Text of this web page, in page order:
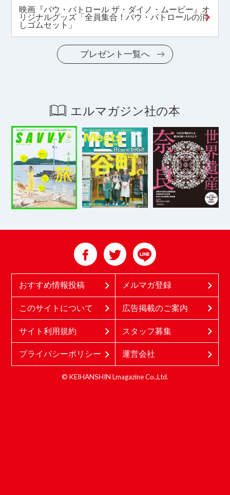
映画『パウ・パトロール ザ・ダイノ・ムービー』オ
リジナルグッズ「全員集合！パウ・パトロールの消
しゴムセット」
プレゼント一覧へ
エルマガジン社の本
おすすめ情報投稿 メルマガ登録
このサイトについて 広告掲載のご案内
サイト利用規約 スタッフ募集
プライバシーポリシー 運営会社
© KEIHANSHIN Lmagazine Co.,Ltd.